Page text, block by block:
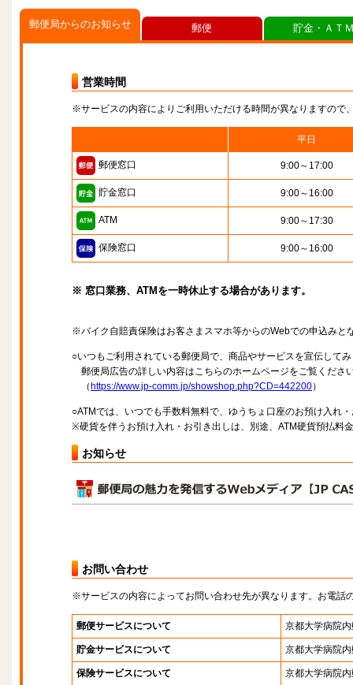
郵便局からのお知らせ
営業時間
※サービスの内容によりご利用いただける時間が異なりますので
平日
郵便窓口 9:00～17:00
貯金窓口 9:00～16:00
ATM 9:00～17:30
保険窓口 9:00～16:00
※ 窓口業務、ATMを一時休止する場合があります。
※バイク自賠責保険はお客さまスマホ等からのWebでの申込みと
○いつもご利用されている郵便局で、商品やサービスを宣伝して
郵便局広告の詳しい内容はこちらのホームページをご覧くださ
（ https://www.jp-comm.jp/showshop.php?CD=442200）
○ATMでは、いつでも手数料無料で、ゆうちょ口座のお預け入れ
※硬貨を伴うお預け入れ・お引き出しは、別途、ATM硬貨預払料
お知らせ
お問い合わせ
※サービスの内容によってお問い合わせ先が異なります。お電話
郵便サービスについて 京都大学病院
貯金サービスについて 京都大学病院
保険サービスについて 京都大学病院
郵便 貯金・ＡＴ